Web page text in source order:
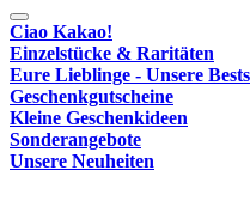
Ciao Kakao!
Einzelstücke & Raritäten
Eure Lieblinge - Unsere
Geschenkgutscheine
Kleine Geschenkideen
Sonderangebote
Unsere Neuheiten